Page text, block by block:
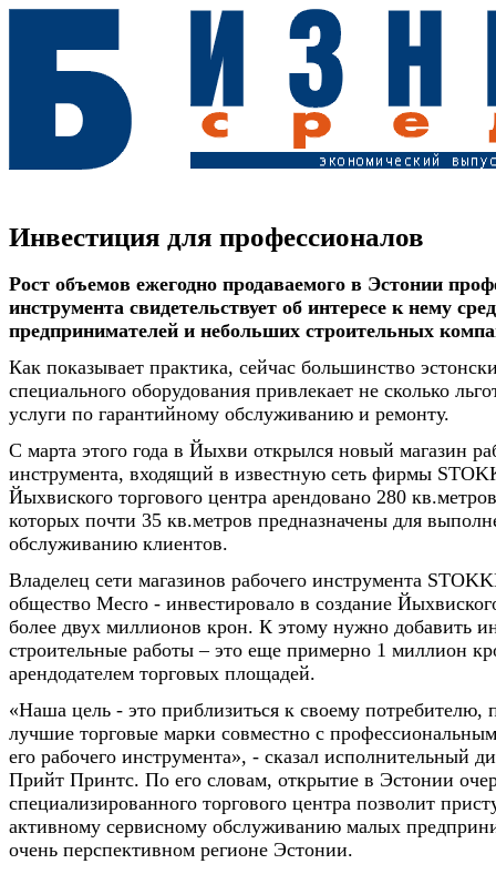
Инвестиция для профессионалов
Рост объемов ежегодно продаваемого в Эстонии
инструмента свидетельствует об интересе к нему
предпринимателей и небольших строительных
Как показывает практика, сейчас большинство
специального оборудования привлекает не сколько
услуги по гарантийному обслуживанию и ремонту.
C марта этого года в Йыхви открылся новый магазин
инструмента, входящий в известную сеть фирмы
Йыхвиского торгового центра арендовано 280
которых почти 35 кв.метров предназначены для
обслуживанию клиентов.
Владелец сети магазинов рабочего инструмента
общество Mecro - инвестировало в создание
более двух миллионов крон. К этому нужно добавить
строительные работы – это еще примерно 1 миллион
арендодателем торговых площадей.
«Наша цель - это приблизиться к своему потребителю,
лучшие торговые марки совместно с
его рабочего инструмента», - сказал исполнительный
Прийт Принтс. По его словам, открытие в Эстонии
специализированного торгового центра позволит
активному сервисному обслуживанию малых
очень перспективном регионе Эстонии.